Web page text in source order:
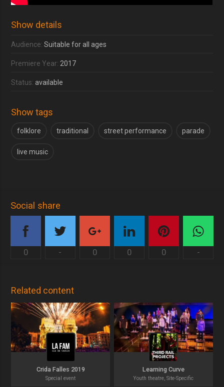
Show details
Audience:Suitable for all ages
Premiere Year:2017
Status: available
Show tags
folklore traditional street performance parade
live music
Social share
0 - 0 0 0 -
Related content
Crida Falles 2019
Special event
Learning Curve
Youth theatre, Site-Specific